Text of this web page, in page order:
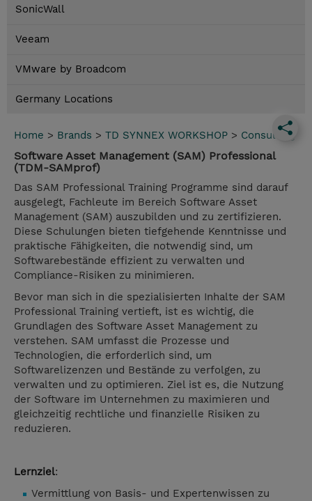
SonicWall
Veeam
VMware by Broadcom
Germany Locations
Home > Brands > TD SYNNEX WORKSHOP > Consulting
Software Asset Management (SAM) Professional
(TDM-SAMprof)
Das SAM Professional Training Programme sind darauf
ausgelegt, Fachleute im Bereich Software Asset
Management (SAM) auszubilden und zu zertifizieren.
Diese Schulungen bieten tiefgehende Kenntnisse und
praktische Fähigkeiten, die notwendig sind, um
Softwarebestände effizient zu verwalten und
Compliance-Risiken zu minimieren.
Bevor man sich in die spezialisierten Inhalte der SAM
Professional Training vertieft, ist es wichtig, die
Grundlagen des Software Asset Management zu
verstehen. SAM umfasst die Prozesse und
Technologien, die erforderlich sind, um
Softwarelizenzen und Bestände zu verfolgen, zu
verwalten und zu optimieren. Ziel ist es, die Nutzung
der Software im Unternehmen zu maximieren und
gleichzeitig rechtliche und finanzielle Risiken zu
reduzieren.
Lernziel:
Vermittlung von Basis- und Expertenwissen zu